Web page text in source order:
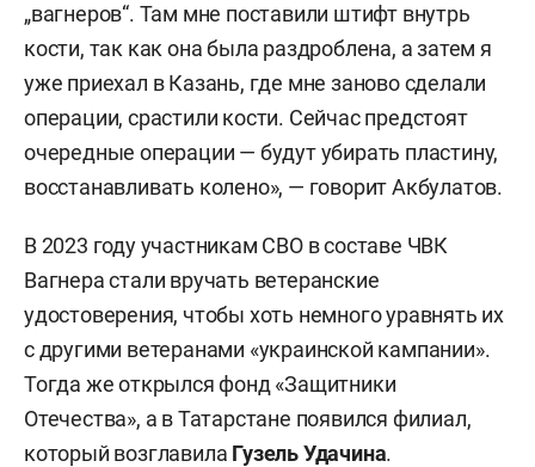
„вагнеров“. Там мне поставили штифт внутрь
кости, так как она была раздроблена, а затем я
уже приехал в Казань, где мне заново сделали
операции, срастили кости. Сейчас предстоят
очередные операции — будут убирать пластину,
восстанавливать колено», — говорит Акбулатов.
В 2023 году участникам СВО в составе ЧВК
Вагнера стали вручать ветеранские
удостоверения, чтобы хоть немного уравнять их
с другими ветеранами «украинской кампании».
Тогда же открылся фонд «Защитники
Отечества», а в Татарстане появился филиал,
который возглавила Гузель Удачина.